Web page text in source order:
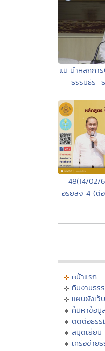
แนะนำหลักกา
ธรรมธีระ
48(14/02/
อริยสัจ 4 (ต่อ
หน้าแรก
ทีมงานธร
แผนผังเว็
ค้นหาข้อมู
ติดต่อธรร
สมุดเยี่ยม
เครือข่ายธ